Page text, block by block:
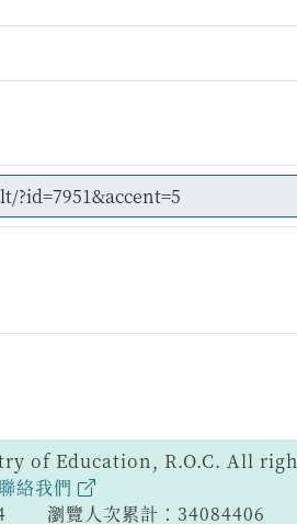
of Education, R.O.C. All
絡我們
瀏覽人次累計：34084406